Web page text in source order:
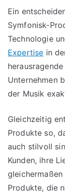
Ein
Symfonisk-
Technologie
Expertise in
Unternehmen
der Musik
Gleichzeitig
Produkte so,
auch stilvoll
Kunden, ihre
Produkte, die